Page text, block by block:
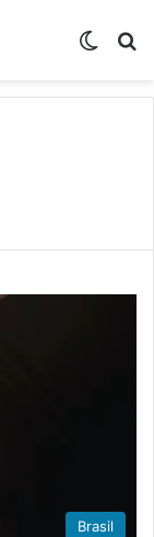
Brasil